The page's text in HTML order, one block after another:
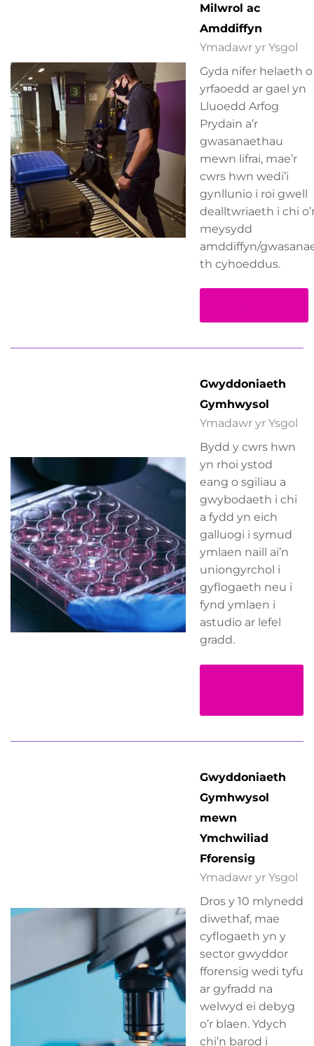
Milwrol ac
Amddiffyn
Ymadawr yr Ysgol
Gyda nifer helaeth o
yrfaoedd ar gael yn
Lluoedd Arfog
Prydain a’r
gwasanaethau
mewn lifrai, mae’r
cwrs hwn wedi’i
gynllunio i roi gwell
dealltwriaeth i chi
meysydd
amddiffyn/
th cyhoeddus.
Gwyddoniaeth
Gymhwysol
Ymadawr yr Ysgol
Bydd y cwrs hwn
yn rhoi ystod
eang o sgiliau a
gwybodaeth i chi
a fydd yn eich
galluogi i symud
ymlaen naill ai’n
uniongyrchol i
gyflogaeth neu i
fynd ymlaen i
astudio ar lefel
gradd.
Gwyddoniaeth
Gymhwysol
mewn
Ymchwiliad
Fforensig
Ymadawr yr Ysgol
Dros y 10 mlynedd
diwethaf, mae
cyflogaeth yn y
sector gwyddor
fforensig wedi tyfu
ar gyfradd na
welwyd ei debyg
o’r blaen. Ydych
chi’n barod i